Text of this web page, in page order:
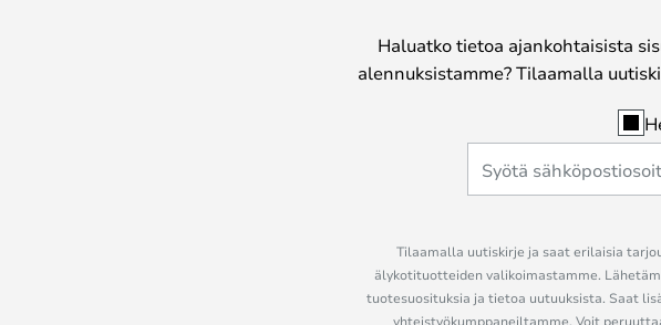
Haluatko tietoa ajankohtaisista
alennuksistamme? Tilaamalla
Tilaamalla uutiskirje ja saat erilaisia
älykotituotteiden valikoimastamme.
tuotesuosituksia ja tietoa uutuuksista. Saat
yhteistyökumppaneiltamme. Voit